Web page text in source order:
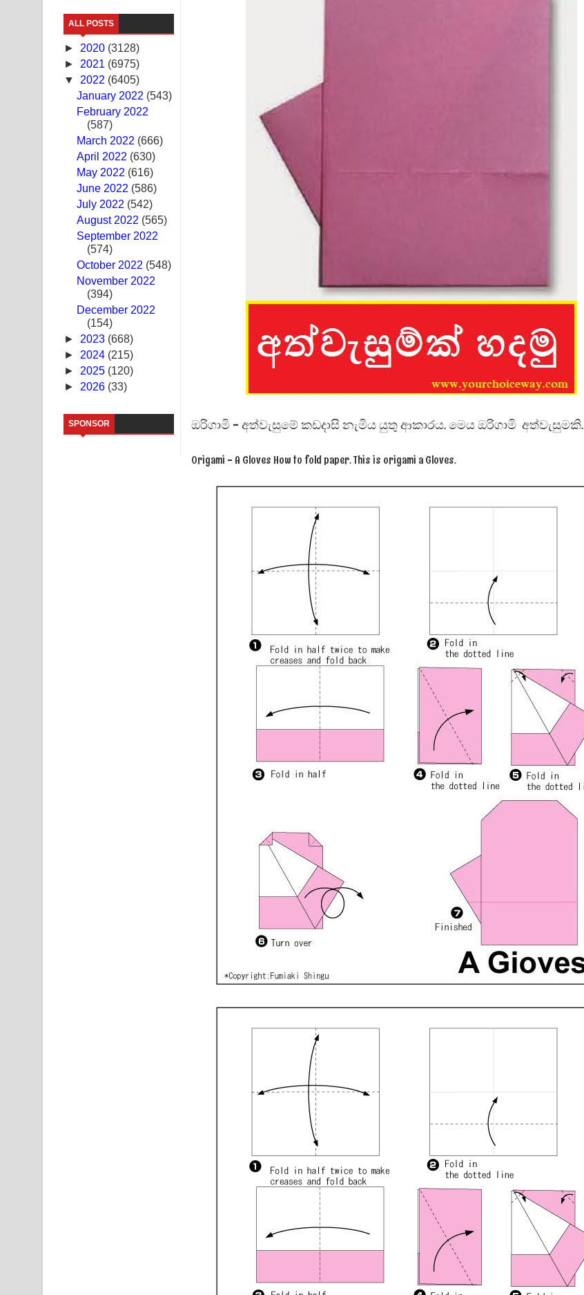
Sorry Sir Song Lyrics - සොරි සර් ගීතයේ පද පෙළ
Mathaka Aluthin Liyanna Song Lyrics - මතක අලුතින් ලියන්න ගීතයේ පද පෙළ
Sandak Awith Song Lyrics - සඳක් ඇවිත් ගීතයේ පද පෙළ
Swetha Sande Song Lyrics - ශ්වේත සඳේ ගීතයේ පද පෙළ
Ma Igili Giya Lyrics - මා ඉගිලී ගියා ගීතයේ පද පෙළ
Ras Balan Song Lyrics - රැස් බලන් ගීතයේ පද පෙළ
Hoda sihiyen Song Lyrics - හොද සිහියෙන් ගීතයේ පද පෙළ
Awanken Song Lyrics - අවංකෙන් ගීතයේ පද පෙළ
Pemwanthiye Song Lyrics - පෙම්වන්තියේ ගීතයේ පද පෙළ
Manobhawa Song Lyrics - මනෝභව ගීතයේ පද පෙළ
Akahe Indala Song Lyrics - ආකාහේ ඉඳලා ගීතයේ පද පෙළ
Raawaya Song Lyrics - රාවය ගීතයේ පද පෙළ
Saddeta Denna Song Lyrics - සද්දෙට දෙන්න ගීතයේ පද පෙළ
Kaalaya Song Lyrics - කාලය ගීතයේ පද පෙළ
Sihina Song Lyrics - සිහින ගීතයේ පද පෙළ
Dannawada Mawa Song Lyrics - දන්නවාද මාව ගීතයේ පද පෙළ
ALL POSTS
► 2020 (3128)
► 2021 (6975)
▼ 2022 (6405)
January 2022 (543)
February 2022
(587)
March 2022 (666)
April 2022 (630)
May 2022 (616)
June 2022 (586)
July 2022 (542)
August 2022 (565)
September 2022
(574)
October 2022 (548)
November 2022
(394)
December 2022
(154)
► 2023 (668)
► 2024 (215)
► 2025 (120)
► 2026 (33)
SPONSOR ඔරිගාමි - අත්වැසුමේ කඩදාසි නැමිය යුතු ආකාරය. මෙය ඔරිගාමි අත්වැසුමකි.
Origami - A Gloves How to fold paper. This is origami a Gloves.